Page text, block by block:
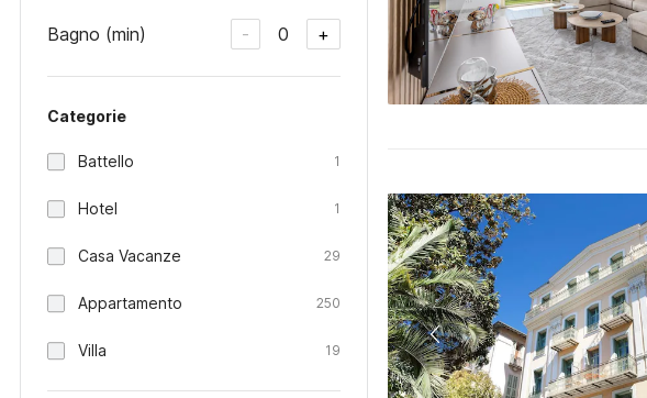
Bagno (min) - 0 +
Categorie
Battello 1
Hotel 1
Casa Vacanze 29
Appartamento 250
Villa 19